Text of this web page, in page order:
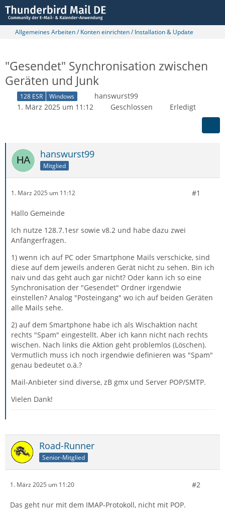
Allgemeines Arbeiten / Konten einrichten / Installation & Update
"Gesendet" Synchronisation zwischen
Geräten und Junk
128 ESR Windows
hanswurst99
1. März 2025 um 11:12
Geschlossen Erledigt
hanswurst99
Mitglied
1. März 2025 um 11:12 #1
Hallo Gemeinde
Ich nutze 128.7.1esr sowie v8.2 und habe dazu zwei
Anfängerfragen.
1) wenn ich auf PC oder Smartphone Mails verschicke, sind
diese auf dem jeweils anderen Gerät nicht zu sehen. Bin ich
naiv und das geht auch gar nicht? Oder kann ich so eine
Synchronisation der "Gesendet" Ordner irgendwie
einstellen? Analog "Posteingang" wo ich auf beiden Geräten
alle Mails sehe.
2) auf dem Smartphone habe ich als Wischaktion nacht
rechts "Spam" eingestellt. Aber ich kann nicht nach rechts
wischen. Nach links die Aktion geht problemlos (Löschen).
Vermutlich muss ich noch irgendwie definieren was "Spam"
genau bedeutet o.ä.?
Mail-Anbieter sind diverse, zB gmx und Server POP/SMTP.
Vielen Dank!
Road-Runner
Senior-Mitglied
1. März 2025 um 11:20 #2
Das geht nur mit dem IMAP-Protokoll, nicht mit POP.